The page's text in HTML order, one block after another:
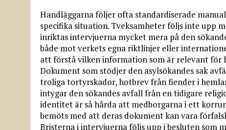
Handläggarna följer ofta standardiserade
specifika situation. Tveksamheter följs inte upp
inriktas intervjuerna mycket mera på den
både mot verkets egna riktlinjer eller
att förstå vilken information som är relevant för
Dokument som stödjer den asylsökandes sak
troliga tortyrskador, hotbrev från fiender i
intygar den sökandes avfall från en tidigare
identitet är så hårda att medborgarna i ett
bemöts med att deras dokument kan vara
Bristerna i intervjuerna följs upp i besluten som